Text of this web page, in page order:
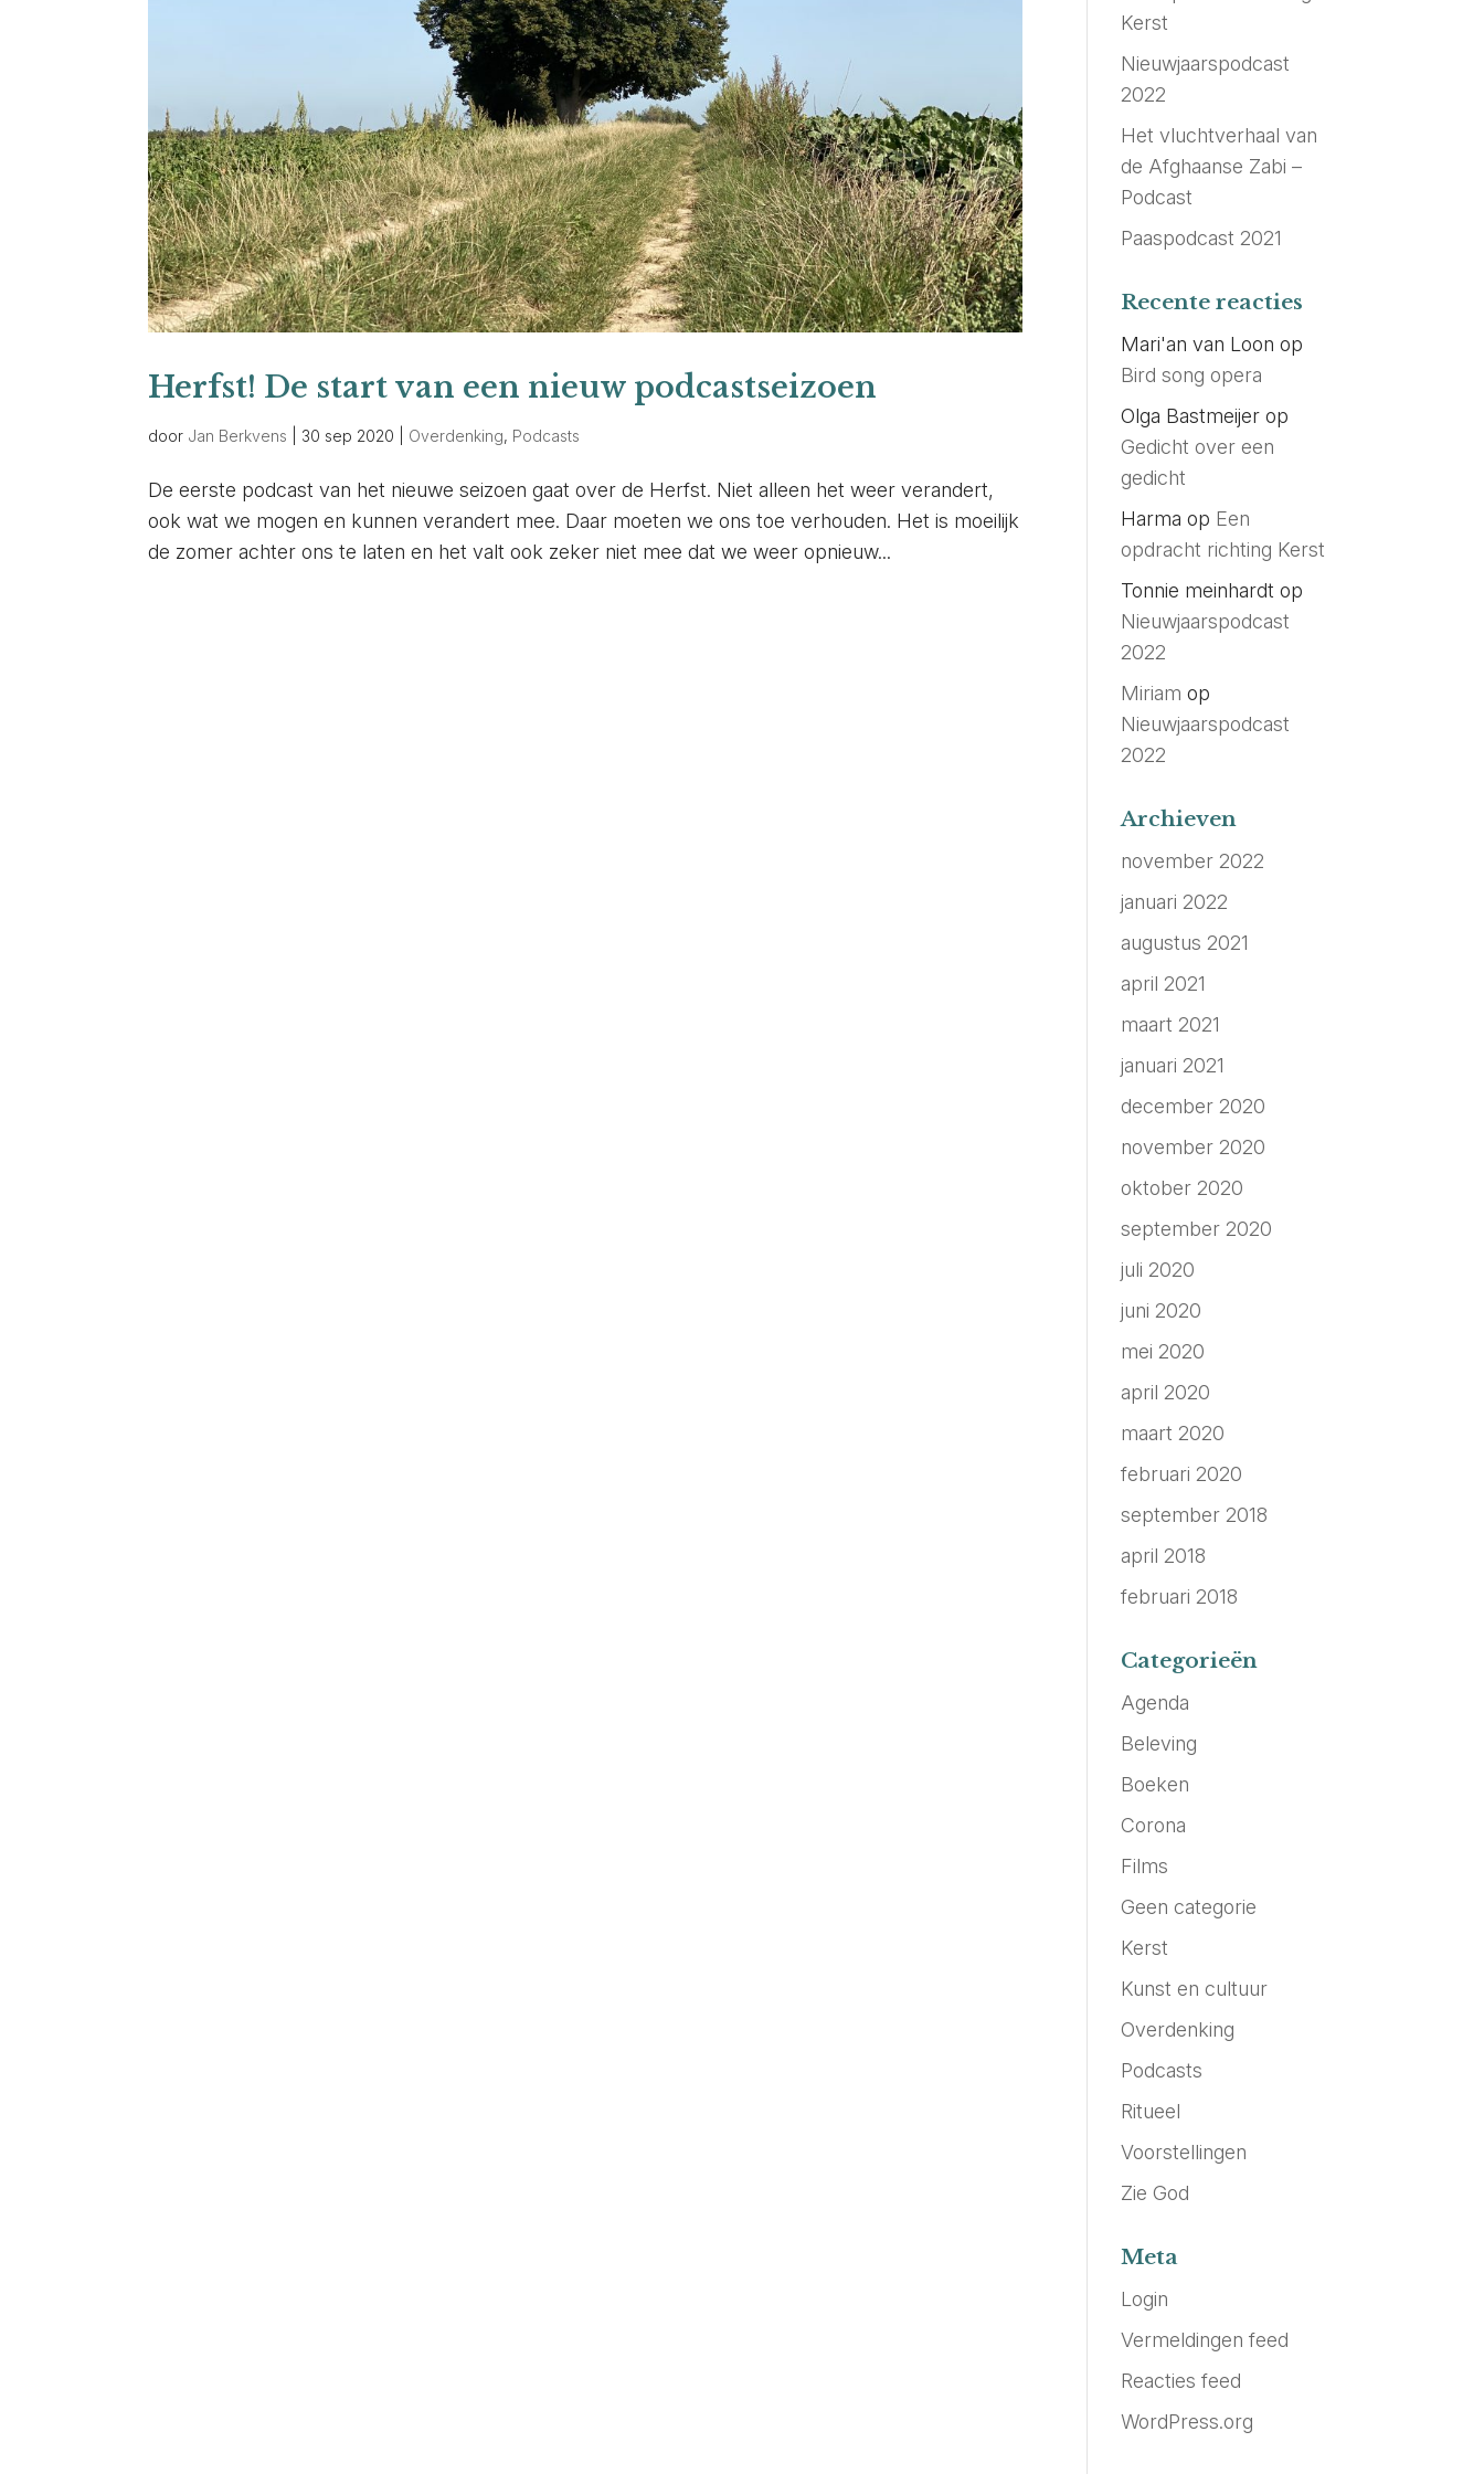
Herfst! De start van een nieuw podcastseizoen
door Jan Berkvens 30 sep 2020 Overdenking, Podcasts
De eerste podcast van het nieuwe seizoen gaat over de Herfst. Niet alleen het weer verandert,
ook wat we mogen en kunnen verandert mee. Daar moeten we ons toe verhouden. Het is moeilijk
de zomer achter ons te laten en het valt ook zeker niet mee dat we weer opnieuw...
Kerst
Nieuwjaarspodcast
2022
Het vluchtverhaal van
de Afghaanse Zabi –
Podcast
Paaspodcast 2021
Recente reacties
Mari'an van Loon op
Bird song opera
Olga Bastmeijer op
Gedicht over een
gedicht
Harma op Een
opdracht richting Kerst
Tonnie meinhardt op
Nieuwjaarspodcast
2022
Miriam op
Nieuwjaarspodcast
2022
Archieven
november 2022
januari 2022
augustus 2021
april 2021
maart 2021
januari 2021
december 2020
november 2020
oktober 2020
september 2020
juli 2020
juni 2020
mei 2020
april 2020
maart 2020
februari 2020
september 2018
april 2018
februari 2018
Categorieën
Agenda
Beleving
Boeken
Corona
Films
Geen categorie
Kerst
Kunst en cultuur
Overdenking
Podcasts
Ritueel
Voorstellingen
Zie God
Meta
Login
Vermeldingen feed
Reacties feed
WordPress.org